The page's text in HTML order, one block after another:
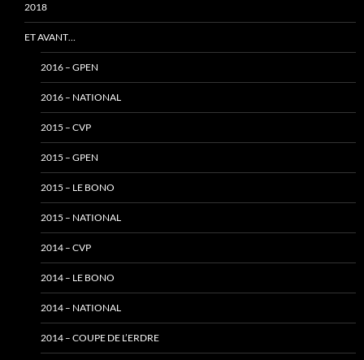
2018
ET AVANT…
2016 – GPEN
2016 – NATIONAL
2015 – CVP
2015 – GPEN
2015 – LE BONO
2015 – NATIONAL
2014 – CVP
2014 – LE BONO
2014 – NATIONAL
2014 – COUPE DE L’ERDRE